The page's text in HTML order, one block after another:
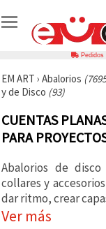
Pedidos
EM ART › Abalorios
y de Disco (93)
CUENTAS
PARA
Abalorios de
collares y
dar ritmo, crear
Ver más